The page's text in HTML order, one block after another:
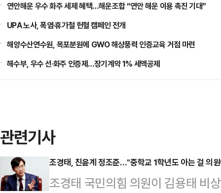
연안해운 우수 화주 세제 혜택…해운조합 “연안 해운 이용 촉진 기대”
UPA 노사, 폭염·휴가철 헌혈 캠페인 전개
해양수산연수원, 목포분원에 GWO 해상풍력 인증교육 거점 마련
해수부, 우수 선·화주 인증제…장기계약 1% 세액공제
관련기사
조경태, 친윤계 정조준…"중학교 1학년도 아는 걸 의
조경태 국민의힘 의원이 김용태 비